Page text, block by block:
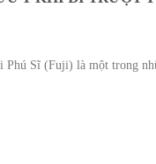
Phú Sĩ (Fuji) là một trong